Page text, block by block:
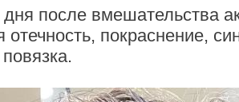
после вмешательства
отечность, покраснение,